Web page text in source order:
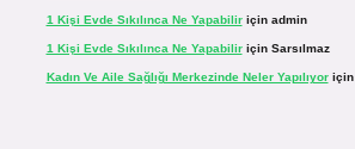
1 Kişi Evde Sıkılınca Ne Yapabiliriçin admin
1 Kişi Evde Sıkılınca Ne Yapabiliriçin Sarsılmaz
Kadın Ve Aile Sağlığı Merkezinde Neler Yapılıyoriçin